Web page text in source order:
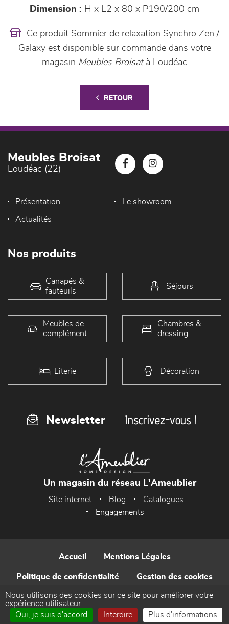
Dimension : H x L2 x 80 x P190/200 cm
Ce produit Sommier de relaxation Synchro Zen /
Galaxy est disponible sur commande dans votre
magasin Meubles Broisatà Loudéac
RETOUR
Meubles Broisat
Loudéac (22)
Présentation Le showroom
Actualités
Nos produits
Canapés &
fauteuils
Séjours
Meubles de
complément
Chambres &
dressing
Literie Décoration
Newsletter Inscrivez-vous !
Un magasin du réseau L'Ameublier
Site internet Blog
Catalogues
Engagements
Accueil Mentions Légales
Politique de confidentialité Gestion des cookies
Contact
Nous utilisons des cookies sur ce site pour améliorer votre
expérience utilisateur.
Oui, je suis d'accord
Interdire Plus d'informations